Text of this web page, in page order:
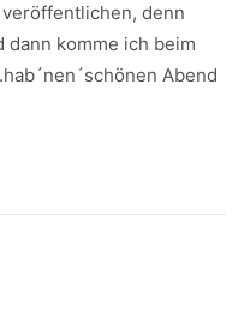
denn
dann komme ich beim
Abend